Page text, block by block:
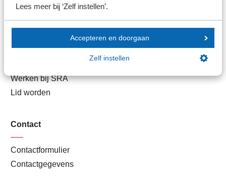
Lees meer bij ‘Zelf instellen’.
Accepteren en doorgaan
Zelf instellen
Veilig bestanden delen
Werken bij SRA
Lid worden
Contact
Contactformulier
Contactgegevens